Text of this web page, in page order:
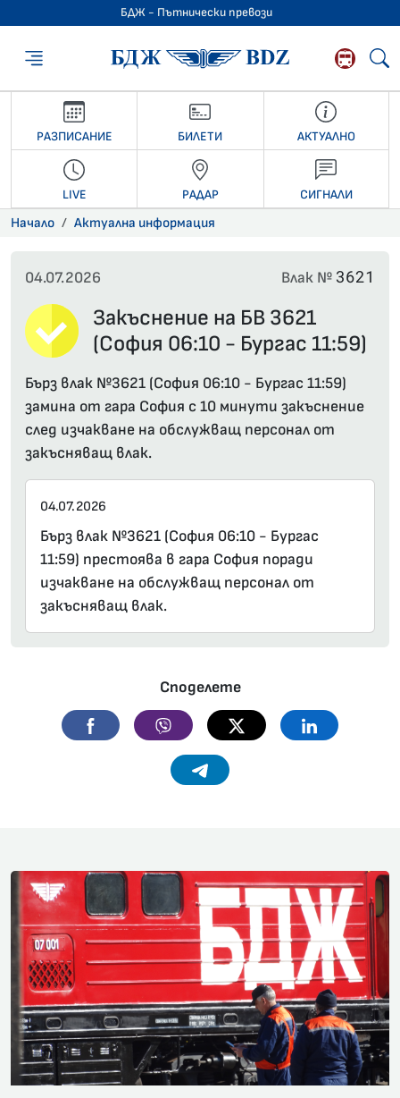
БДЖ - Пътнически превози
БДЖ -
РАЗПИСАНИЕ БИЛЕТИ АКТУАЛНО
LIVE РАДАР СИГНАЛИ
Начало Актуална информация
04.07.2026 Влак № 3621
Закъснение на БВ 3621
(София 06:10 - Бургас 11:59)
Бърз влак №3621 (София 06:10 - Бургас 11:59)
замина от гара София с 10 минути закъснение
след изчакване на обслужващ персонал от
закъсняващ влак.
04.07.2026
Бърз влак №3621 (София 06:10 - Бургас
11:59) престоява в гара София поради
изчакване на обслужващ персонал от
закъсняващ влак.
Споделете
Facebook Viber Twitter Linkedin
Telegram